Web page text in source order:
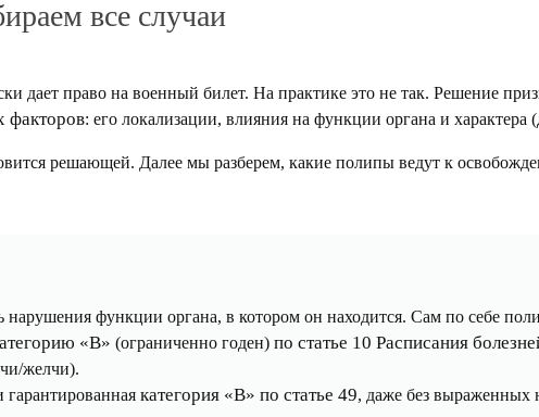
все случаи
дает право на военный билет. На практике это не так. Решение
факторов: его локализации, влияния на функции органа и характера
решающей. Далее мы разберем, какие полипы ведут к
функции органа, в котором он находится. Сам по себе
«В» (ограниченно годен) по статье 10 Расписания
желчи).
категория «В» по статье 49, даже без выраженных